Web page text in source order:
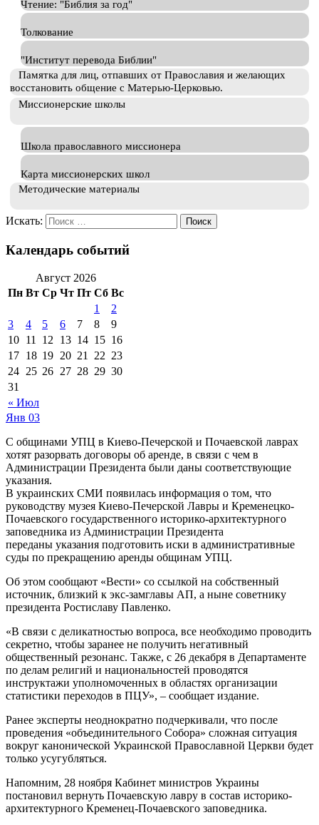
Чтение: "Библия за год"
Толкование
"Институт перевода Библии"
Памятка для лиц, отпавших от Православия и желающих
восстановить общение с Матерью-Церковью.
Миссионерские школы
Школа православного миссионера
Карта миссионерских школ
Методические материалы
Искать:
Календарь событий
Август 2026
Пн Вт Ср Чт Пт Сб Вс
« Июл
1
2
3
4 5 6 7 8
9
10 11 12 13 14 15 16
17 18 19 20 21 22 23
24 25 26 27 28 29 30
31
Янв 03
С общинами УПЦ в Киево-Печерской и Почаевской лаврах
хотят разорвать договоры об аренде, в связи с чем в
Администрации Президента были даны соответствующие
указания.
В украинских СМИ появилась информация о том, что
руководству музея Киево-Печерской Лавры и Кременецко-
Почаевского государственного историко-архитектурного
заповедника из Администрации Президента
переданы указания подготовить иски в административные
суды по прекращению аренды общинам УПЦ.
Об этом сообщают «Вести» со ссылкой на собственный
источник, близкий к экс-замглавы АП, а ныне советнику
президента Ростиславу Павленко.
«В связи с деликатностью вопроса, все необходимо проводить
секретно, чтобы заранее не получить негативный
общественный резонанс. Также, с 26 декабря в Департаменте
по делам религий и национальностей проводятся
инструктажи уполномоченных в областях организации
статистики переходов в ПЦУ», – сообщает издание.
Ранее эксперты неоднократно подчеркивали, что после
проведения «объединительного Собора» сложная ситуация
вокруг канонической Украинской Православной Церкви будет
только усугубляться.
Напомним, 28 ноября Кабинет министров Украины
постановил вернуть Почаевскую лавру в состав историко-
архитектурного Кременец-Почаевского заповедника.